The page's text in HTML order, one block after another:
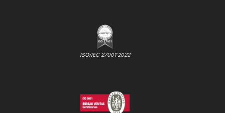
ISO/IEC 27001:2022